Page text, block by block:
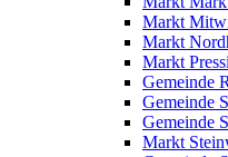
Markt
Markt
Markt
Gemeinde
Gemeinde
Gemeinde
Markt